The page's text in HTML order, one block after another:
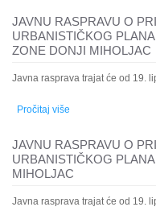
JAVNU RASPRAVU O
URBANISTIČKOG
ZONE DONJI MIHOLJAC
Javna rasprava trajat će od 19.
Pročitaj više
JAVNU RASPRAVU O
URBANISTIČKOG
MIHOLJAC
Javna rasprava trajat će od 19.